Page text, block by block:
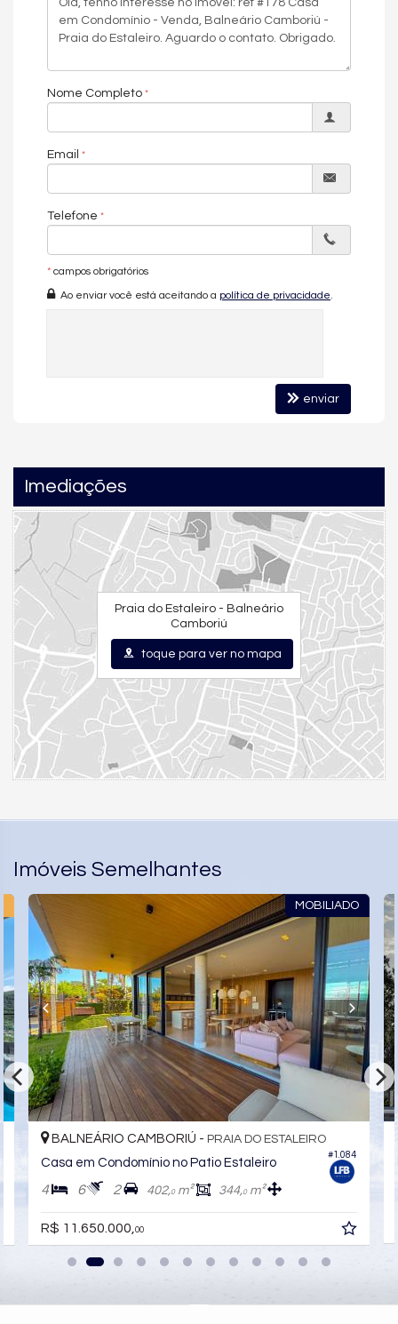
um condomínio fechado.
Aquecimento de Água
Ar Condicionado
Churrasqueira
Decorado
Área de Serviço
Estar Íntimo
Sala de Jantar
Nome Completo
Email
Telefone
* campos obrigatórios
Ao enviar você está aceitando a política de privacidade
enviar
Imediações
Praia do Estaleiro - Balneário
Camboriú
toque para ver no mapa
Imóveis Semelhantes
MOBILIADO
#1.084
BALNEÁRIO CAMBORIÚ - PRAIA DO ESTALEIRO
Casa em Condomínio no Patio Estaleiro
4 6 2 402,0m² 344,0m²
R$ 11.650.000,00